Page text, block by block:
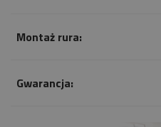
Montaż rura:
Gwarancja: